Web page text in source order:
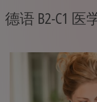
德语 B2-C1 医